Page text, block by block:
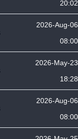
20:02
2026-Aug-06
08:00
2026-May-23
18:28
2026-Aug-06
08:00